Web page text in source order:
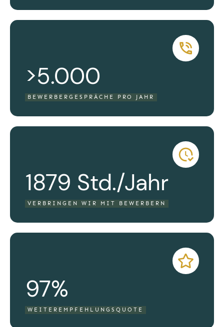
>5.000
BEWERBERGESPRÄCHE PRO JAHR
1879 Std./Jahr
VERBRINGEN WIR MIT BEWERBERN
97%
WEITEREMPFEHLUNGSQUOTE